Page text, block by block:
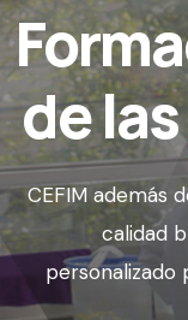
de
CEFIM además
calidad
personalizado